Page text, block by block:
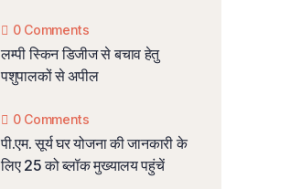
0 Comments
लम्पी स्किन डिजीज से बचाव हेतु
पशुपालकों से अपील
0 Comments
पी.एम. सूर्य घर योजना की जानकारी के
लिए 25 को ब्लॉक मुख्यालय पहुंचें